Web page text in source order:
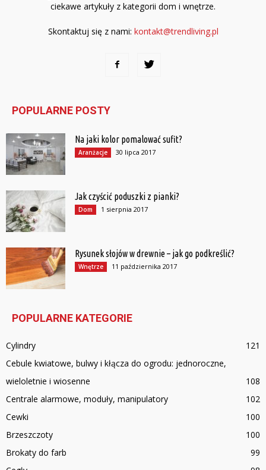
ciekawe artykuły z kategorii dom i wnętrze.
Skontaktuj się z nami: kontakt@trendliving.pl
POPULARNE POSTY
Na jaki kolor pomalować sufit?
Aranżacje 30 lipca 2017
Jak czyścić poduszki z pianki?
Dom 1 sierpnia 2017
Rysunek słojów w drewnie – jak go podkreślić?
Wnętrze 11 października 2017
POPULARNE KATEGORIE
Cylindry
121
Cebule kwiatowe, bulwy i kłącza do ogrodu: jednoroczne,
wieloletnie i wiosenne
108
Centrale alarmowe, moduły, manipulatory
102
Cewki
100
Brzeszczoty
100
Brokaty do farb
99